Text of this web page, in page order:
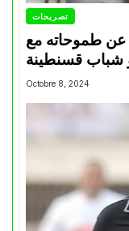
تصريحات
عن طموحاته مع
شباب قسنطينة
Octobre 8, 2024